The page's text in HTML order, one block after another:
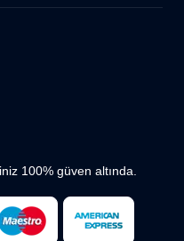
100% güven altında.